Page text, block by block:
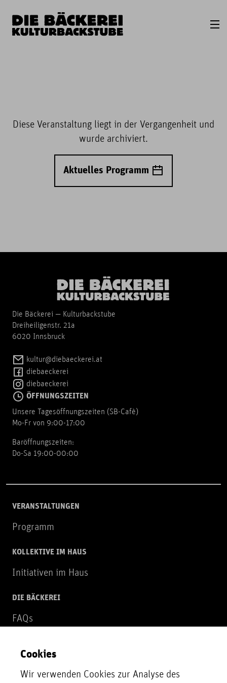
Diese Veranstaltung liegt in der Vergangenheit und
wurde archiviert.
Aktuelles Programm
Die Bäckerei — Kulturbackstube
Dreiheiligenstr. 21a
6020 Innsbruck
kultur@diebaeckerei.at
diebaeckerei
diebaeckerei
ÖFFNUNGSZEITEN
Unsere Tagesöffnungszeiten (SB-Cafè)
Mo-Fr von 9:00-17:00
Baröffnungszeiten:
Do-Sa 19:00-00:00
VERANSTALTUNGEN
Programm
KOLLEKTIVE IM HAUS
Initiativen im Haus
DIE BÄCKEREI
FAQs
NEWSLETTER
Zur Newsletter Anmeldung
Cookies
Wir verwenden Cookies zur Analyse des